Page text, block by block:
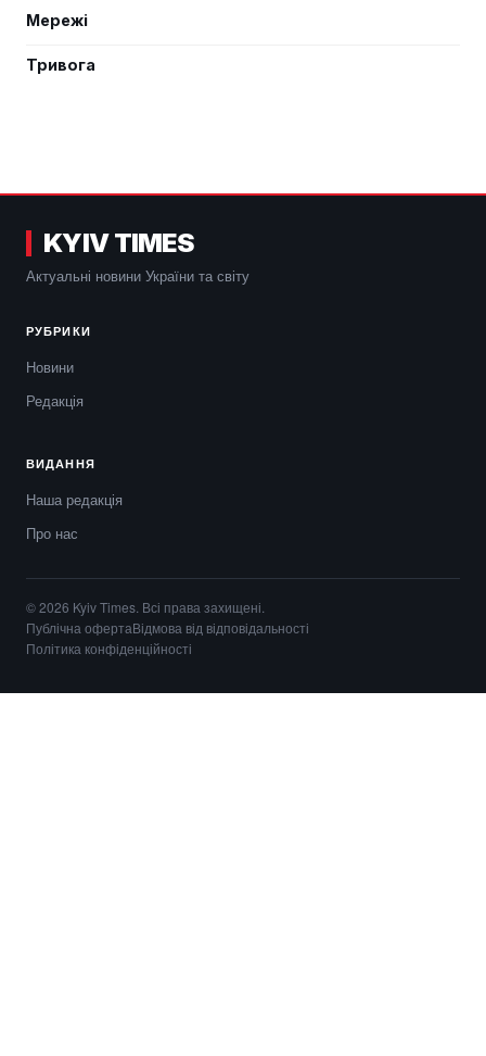
Мережі
Тривога
KYIV TIMES
Актуальні новини України та світу
РУБРИКИ
Новини
Редакція
ВИДАННЯ
Наша редакція
Про нас
© 2026 Kyiv Times. Всі права захищені.
Публічна офертаВідмова від відповідальності
Політика конфіденційності